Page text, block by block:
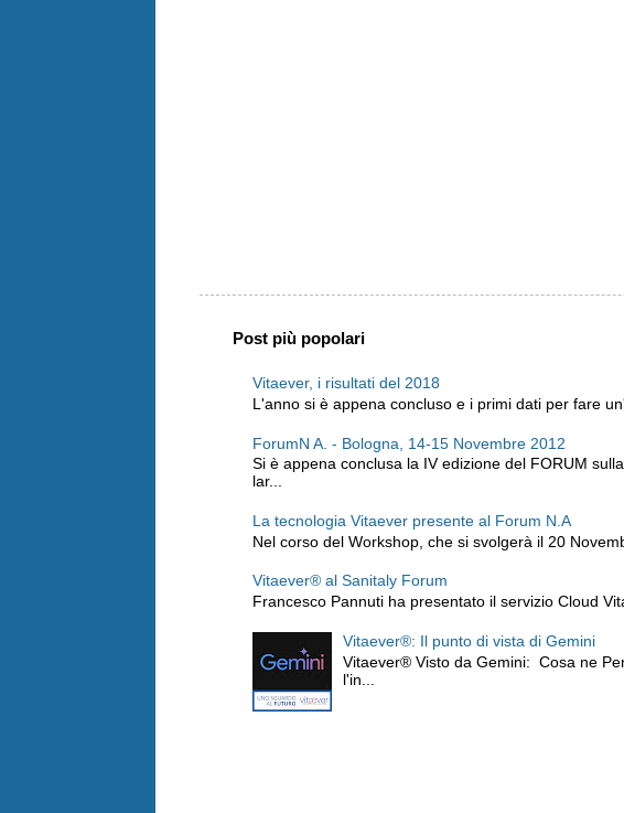
Post più popolari
Vitaever, i risultati del 2018
L'anno si è appena concluso e i primi dati per fare
ForumN A. - Bologna, 14-15 Novembre 2012
Si è appena conclusa la IV edizione del FORUM
lar...
La tecnologia Vitaever presente al Forum N.A
Nel corso del Workshop, che si svolgerà il 20
Vitaever® al Sanitaly Forum
Francesco Pannuti ha presentato il servizio Cloud
Vitaever®: Il punto di vista di Gemini
Vitaever® Visto da Gemini: Cosa ne
l'in...